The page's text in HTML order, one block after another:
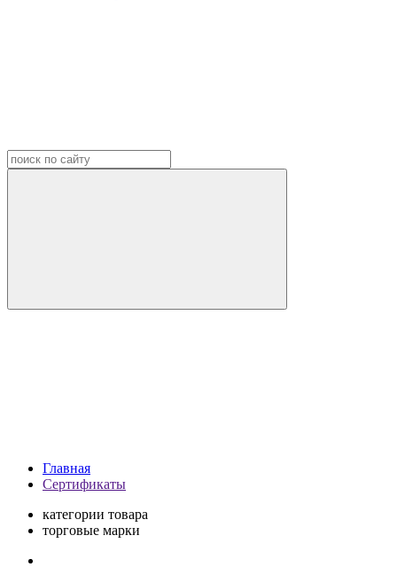
Главная
Сертификаты
категории товара
торговые марки